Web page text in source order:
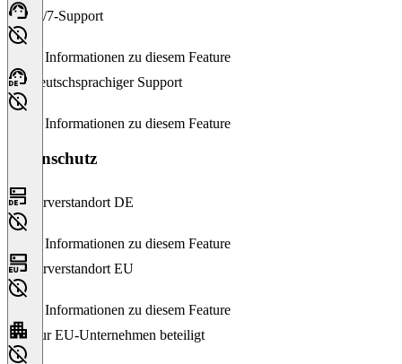
24/7-Support
Keine Informationen zu diesem Feature
Deutschsprachiger Support
Keine Informationen zu diesem Feature
Datenschutz
Serverstandort DE
Keine Informationen zu diesem Feature
Serverstandort EU
Keine Informationen zu diesem Feature
Nur EU-Unternehmen beteiligt